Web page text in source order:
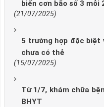
biến cơn bão số 3 mỗi
(21/07/2025)
5 trường hợp đặc biệt
chưa có thẻ
(15/07/2025)
Từ 1/7, khám chữa
BHYT